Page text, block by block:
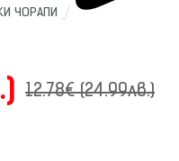
ЧОРАПИ
12.78€ (24.99лв.)